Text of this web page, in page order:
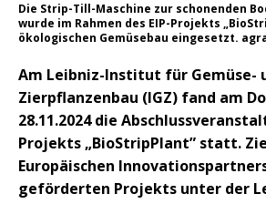
Die Strip-Till-Maschine zur schonenden
wurde im Rahmen des EIP-Projekts
ökologischen Gemüsebau eingesetzt.
Am Leibniz-Institut für Gemüse-
Zierpflanzenbau (IGZ) fand am
28.11.2024 die
Projekts „BioStripPlant” statt.
Europäischen
geförderten Projekts unter der